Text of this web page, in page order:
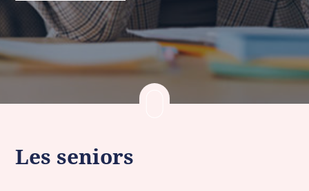
Les seniors